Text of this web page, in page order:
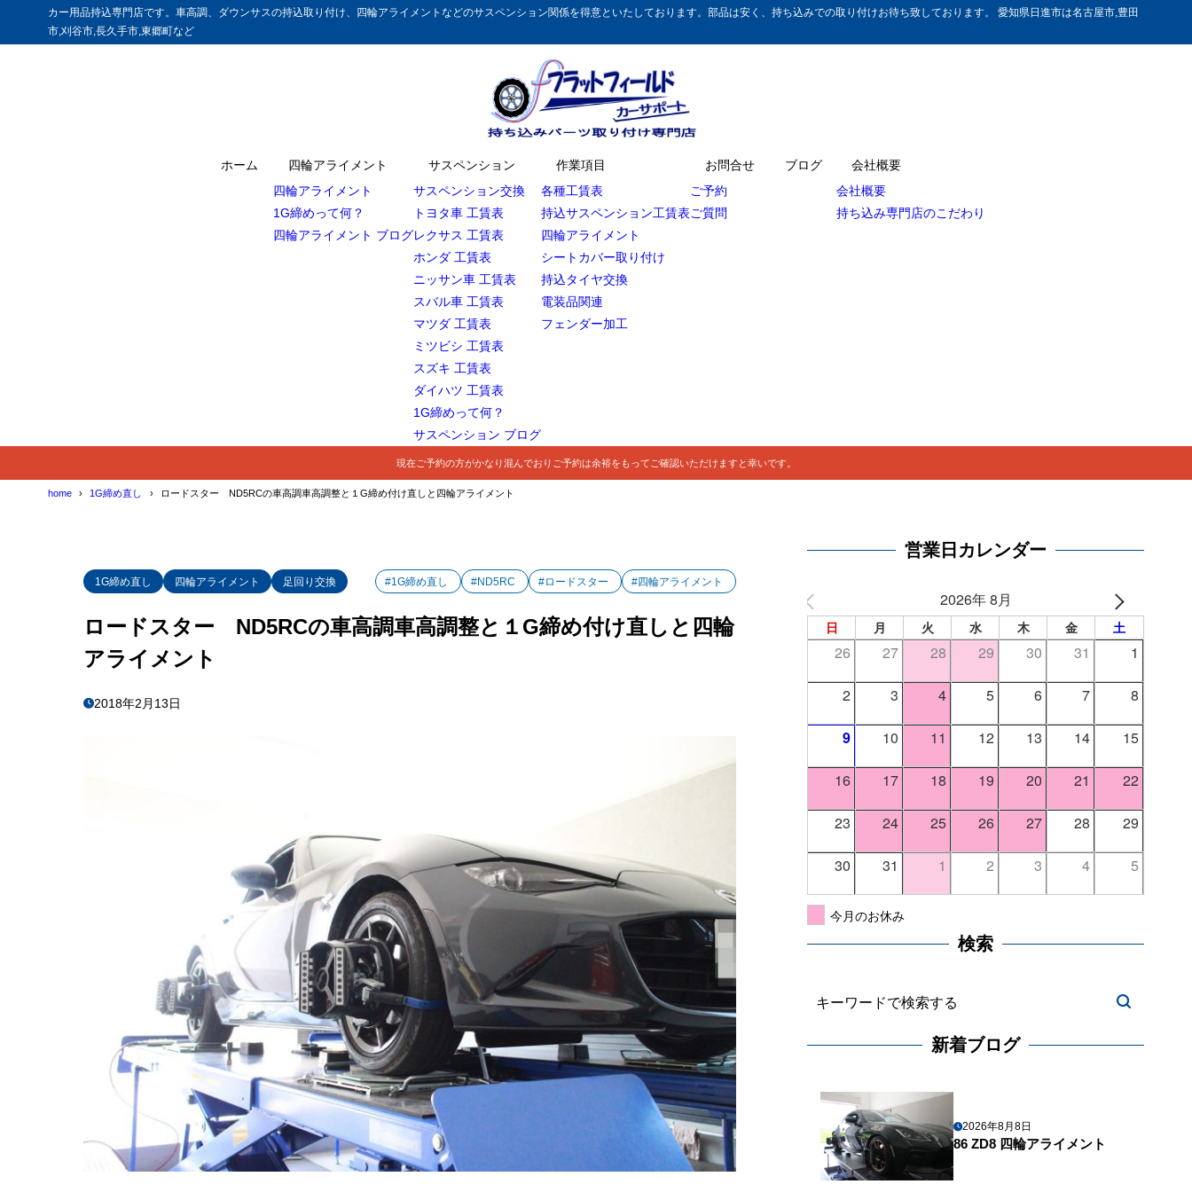
カー用品持込専門店です。車高調、ダウンサスの持込取り付け、四輪アライメントなどのサスペンション関係を得意といたしております。部品は安く、持ち込みでの取り付けお待ち致しております。 愛知県日進市は名古屋市,豊田
市,刈谷市,長久手市,東郷町など
ホーム
四輪アライメント
四輪アライメント
1G締めって何？
四輪アライメント ブログ
サスペンション
サスペンション交換
トヨタ車 工賃表
レクサス 工賃表
ホンダ 工賃表
ニッサン車 工賃表
スバル車 工賃表
マツダ 工賃表
ミツビシ 工賃表
スズキ 工賃表
ダイハツ 工賃表
1G締めって何？
サスペンション ブログ
作業項目
各種工賃表
持込サスペンション工賃表
四輪アライメント
シートカバー取り付け
持込タイヤ交換
電装品関連
フェンダー加工
お問合せ
ご予約
ご質問
ブログ
会社概要
会社概要
持ち込み専門店のこだわり
現在ご予約の方がかなり混んでおりご予約は余裕をもってご確認いただけますと幸いです。
home 1G締め直し ロードスター ND5RCの車高調車高調整と１G締め付け直しと四輪アライメント
1G締め直し 四輪アライメント 足回り交換 #1G締め直し #ND5RC #ロードスター #四輪アライメント
ロードスター ND5RCの車高調車高調整と１G締め付け直しと四輪
アライメント
2018年2月13日
営業日カレンダー
2026年 8月
日 月 火 水 木 金 土
26 27 28 29 30 31 1
2 3 4 5 6 7 8
9 10 11 12 13 14 15
16 17 18 19 20 21 22
23 24 25 26 27 28 29
30 31 1 2 3 4 5
今月のお休み
検索
新着ブログ
2026年8月8日
86 ZD8 四輪アライメント